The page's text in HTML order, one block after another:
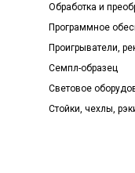
Обработка и
Программное
Проигрыватели,
Семпл-образец
Световое
Стойки, чехлы,